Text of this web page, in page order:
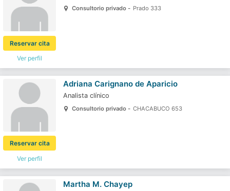
Ver perfil
Reservar cita
Consultorio privado - Prado 333
Ver perfil
Reservar cita
Adriana Carignano de Aparicio
Analista clínico
Consultorio privado - CHACABUCO 653
Martha M. Chayep